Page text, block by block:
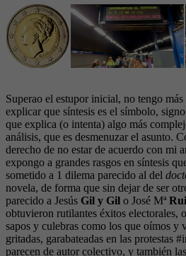
Superao el estupor inicial, no tengo
explicar que síntesis es el símbolo,
que explica (o intenta) algo más
análisis, que es desmenuzar el asunto.
derecho de no estar de acuerdo con mi
expongo a grandes rasgos en síntesis
sometido a 1 dilema parecido al del
novela, de forma que sin dejar de ser
parecido a Jesús Gil y Gil o José Mª
obtuvieron rutilantes éxitos electorales,
sapos y culebras como los que oímos y
gritadas, garabateadas en las protestas
parecen de autor colectivo, y también